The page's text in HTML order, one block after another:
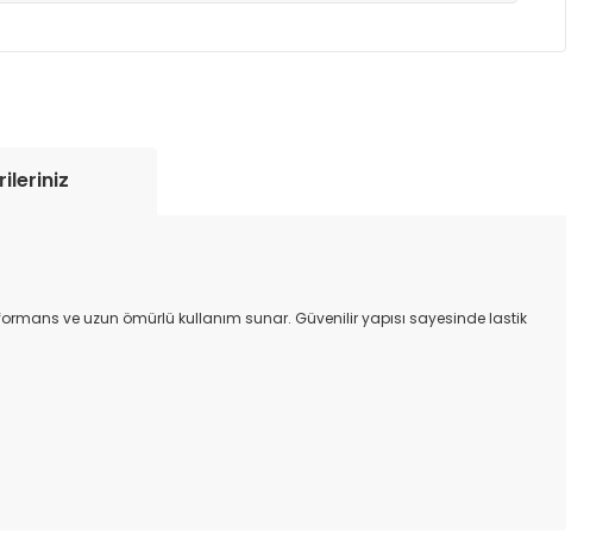
ve uzun ömürlü kullanım sunar. Güvenilir yapısı sayesinde lastik